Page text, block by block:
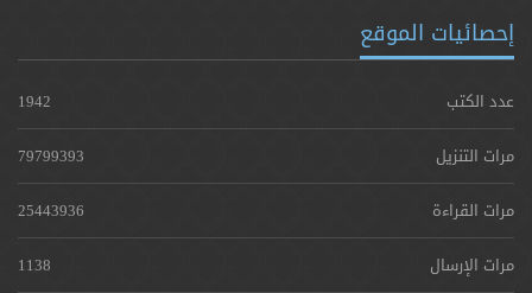
إحصائيات الموقع
عدد الكتب
1942
مرات التنزيل
79799393
مرات القراءة
25443936
مرات الإرسال
1138